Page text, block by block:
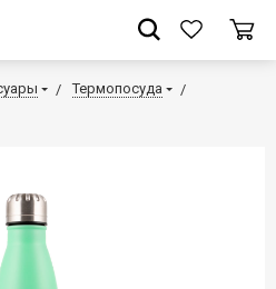
Термопосуда